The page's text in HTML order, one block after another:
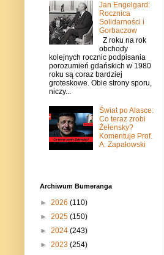
Jan Engelgard:
Rocznica
Solidarności i
Gorbaczow
Z roku na rok
obchody
kolejnych rocznic podpisania
porozumień gdańskich w 1980
roku są coraz bardziej
groteskowe. Obie strony sporu,
niczy...
Świat po Alasce:
Co teraz zrobi
Żełensky?
Komentuje Prof.
A. Zapałowski
Archiwum Bumeranga
► 2026 (110)
► 2025 (150)
► 2024 (243)
► 2023 (254)